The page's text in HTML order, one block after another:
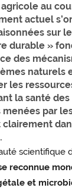
au
actuel
sur
durable »
des
naturels
les
la santé des
par
clairement
scientifique
reconnue
et